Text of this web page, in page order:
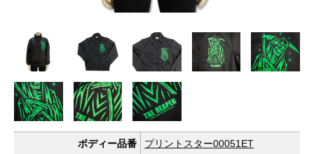
ボディー品番 プリントスター00051ET